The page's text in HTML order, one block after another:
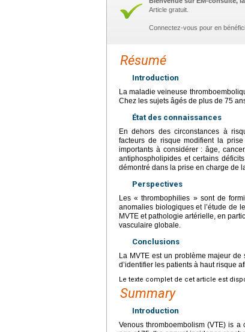
Article gratuit.
Connectez-vous pour en
Résumé
Introduction
La maladie veineuse
Chez les sujets âgés de plus de 75
État des connaissances
En dehors des circonstances à
facteurs de risque modifient la
importants à considérer : âge,
antiphospholipides et certains
démontré dans la prise en charge de
Perspectives
Les « thrombophilies » sont de
anomalies biologiques et l’étude de
MVTE et pathologie artérielle, en
vasculaire globale.
Conclusions
La MVTE est un problème majeur
d’identifier les patients à haut risque
Le texte complet de cet article est
Summary
Introduction
Venous thromboembolism (VTE) is